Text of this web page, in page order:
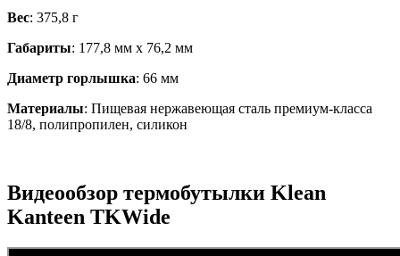
Вес: 375,8 г
Габариты: 177,8 мм х 76,2 мм
Диаметр горлышка: 66 мм
Материалы: Пищевая нержавеющая сталь премиум-класса
18/8, полипропилен, силикон
Видеообзор термобутылки Klean
Kanteen TKWide